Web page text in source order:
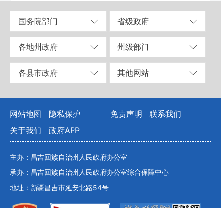
国务院部门 省级政府
各地州政府 州级部门
各县市政府 其他网站
网站地图 隐私保护 免责声明
联系我们
关于我们
政府APP
主办：昌吉回族自治州人民政府办公室
承办：昌吉回族自治州人民政府办公室综合保障中心
地址：新疆昌吉市延安北路54号